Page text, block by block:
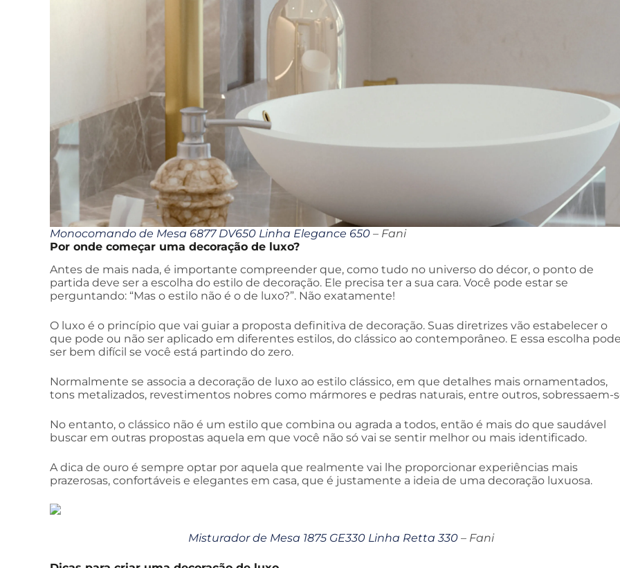
Monocomando de Mesa 6877 DV650 Linha Elegance 650 – Fani
Por onde começar uma decoração de luxo?
Antes de mais nada, é importante compreender que, como tudo no universo do décor, o ponto de
partida deve ser a escolha do estilo de decoração. Ele precisa ter a sua cara. Você pode estar se
perguntando: “Mas o estilo não é o de luxo?”. Não exatamente!
O luxo é o princípio que vai guiar a proposta definitiva de decoração. Suas diretrizes vão estabelecer o
que pode ou não ser aplicado em diferentes estilos, do clássico ao contemporâneo. E essa escolha
ser bem difícil se você está partindo do zero.
Normalmente se associa a decoração de luxo ao estilo clássico, em que detalhes mais ornamentados,
tons metalizados, revestimentos nobres como mármores e pedras naturais, entre outros, sobressaem-
No entanto, o clássico não é um estilo que combina ou agrada a todos, então é mais do que saudável
buscar em outras propostas aquela em que você não só vai se sentir melhor ou mais identificado.
A dica de ouro é sempre optar por aquela que realmente vai lhe proporcionar experiências mais
prazerosas, confortáveis e elegantes em casa, que é justamente a ideia de uma decoração luxuosa.
Misturador de Mesa 1875 GE330 Linha Retta 330– Fani